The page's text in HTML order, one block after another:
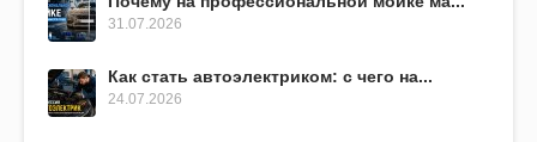
31.07.2026
Как стать автоэлектриком: с чего на...
24.07.2026